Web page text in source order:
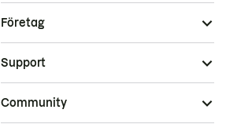
Företag
Support
Community